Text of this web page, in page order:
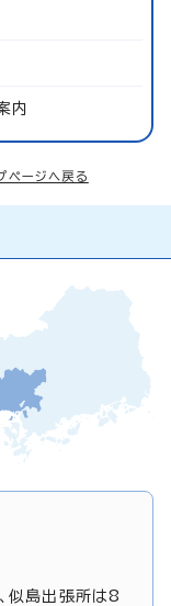
内
ページへ戻る
似島出張所は8